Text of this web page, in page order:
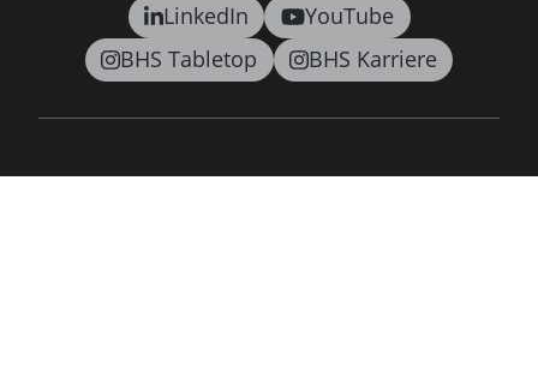
LinkedIn
YouTube
BHS Tabletop
BHS Karriere